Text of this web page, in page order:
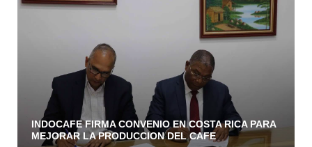
INDOCAFE FIRMA CONVENIO EN COSTA RICA PARA
MEJORAR LA PRODUCCION DEL CAFE